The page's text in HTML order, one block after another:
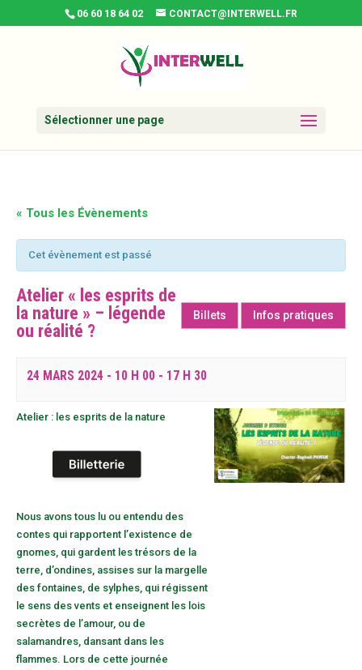
06 60 18 64 02 CONTACT@INTERWELL.FR
Sélectionner une page
« Tous les Évènements
Cet évènement est passé
Atelier « les esprits de
la nature » – légende
ou réalité ?
Billets Infos pratiques
24 MARS 2024 - 10 H 00 - 17 H 30
Atelier : les esprits de la nature
Nous avons tous lu ou entendu des
contes qui rapportent l’existence de
gnomes, qui gardent les trésors de la
terre, d’ondines, assises sur la margelle
des fontaines, de sylphes, qui régissent
le sens des vents et enseignent les lois
secrètes de l’amour, ou de
salamandres, dansant dans les
flammes. Lors de cette journée